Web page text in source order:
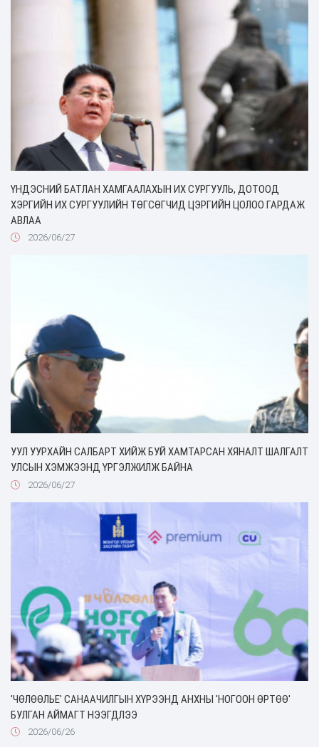
ҮНДЭСНИЙ БАТЛАН ХАМГААЛАХЫН ИХ СУРГУУЛЬ, ДОТООД
ХЭРГИЙН ИХ СУРГУУЛИЙН ТӨГСӨГЧИД ЦЭРГИЙН ЦОЛОО ГАРДАЖ
АВЛАА
2026/06/27
УУЛ УУРХАЙН САЛБАРТ ХИЙЖ БУЙ ХАМТАРСАН ХЯНАЛТ ШАЛГАЛТ
УЛСЫН ХЭМЖЭЭНД ҮРГЭЛЖИЛЖ БАЙНА
2026/06/27
'ЧӨЛӨӨЛЬЕ' САНААЧИЛГЫН ХҮРЭЭНД АНХНЫ 'НОГООН ӨРТӨӨ'
БУЛГАН АЙМАГТ НЭЭГДЛЭЭ
2026/06/26